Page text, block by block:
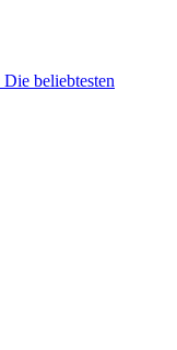
beliebtesten